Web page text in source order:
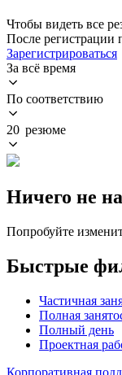
Чтобы видеть все
После регистрации
Зарегистрироваться
За всё время
По соответствию
20 резюме
Ничего не
Попробуйте
Быстрые
Частичная
Полная
Полный день
Проектная
Корпоративная